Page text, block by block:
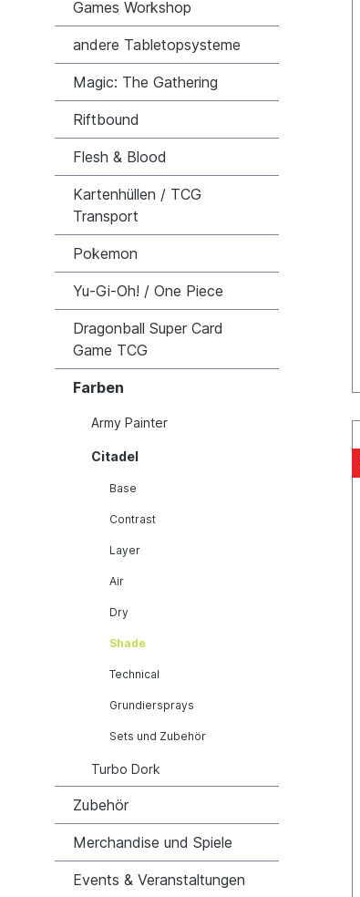
Games Workshop
andere Tabletopsysteme
Magic: The Gathering
Riftbound
Flesh & Blood
Kartenhüllen / TCG
Transport
Pokemon
Yu-Gi-Oh! / One Piece
Dragonball Super Card
Game TCG
Farben
Army Painter
Citadel
Base
Contrast
Layer
Air
Dry
Shade
Technical
Grundiersprays
Sets und Zubehör
Turbo Dork
Zubehör
Merchandise und Spiele
Events & Veranstaltungen